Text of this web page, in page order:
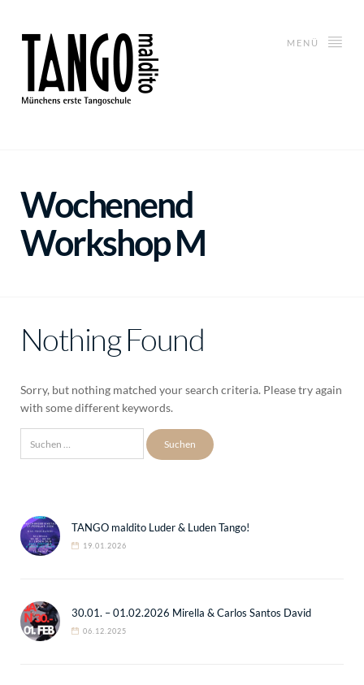
MENÜ
Wochenend
Workshop M
Nothing Found
Sorry, but nothing matched your search criteria. Please try again
with some different keywords.
TANGO maldito Luder & Luden Tango!
19.01.2026
30.01. – 01.02.2026 Mirella & Carlos Santos David
06.12.2025